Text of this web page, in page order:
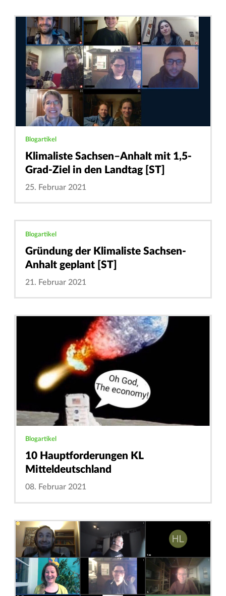
Blogartikel
Klimaliste Sachsen–Anhalt mit 1,5-
Grad-Ziel in den Landtag [ST]
25. Februar 2021
Blogartikel
Gründung der Klimaliste Sachsen-
Anhalt geplant [ST]
21. Februar 2021
Blogartikel
10 Hauptforderungen KL
Mitteldeutschland
08. Februar 2021